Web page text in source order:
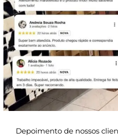
Uncategorized
Depoimento de nossos